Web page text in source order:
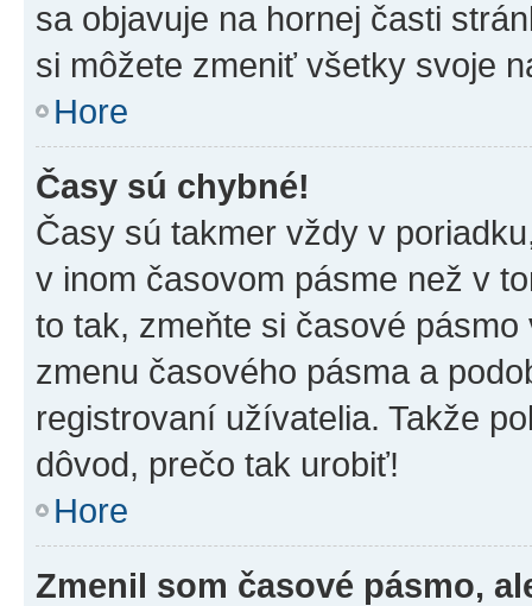
sa objavuje na hornej časti
si môžete zmeniť všetky svoje
Hore
Časy sú chybné!
Časy sú takmer vždy v
v inom časovom pásme než v
to tak, zmeňte si časové
zmenu časového pásma a
registrovaní užívatelia. Takže
dôvod, prečo tak urobiť!
Hore
Zmenil som časové pásmo,